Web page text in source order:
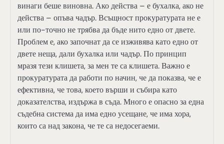
винаги беше виновна. Ако действа – е бухалка, ако не
действа – опъва чадър. Всъщност прокуратурата не е
или по-точно не трябва да бъде нито едно от двете.
Проблем е, ако започнат да се изживява като едно от
двете неща, дали бухалка или чадър. По принцип
мразя тези клишета, за мен те са клишета. Важно е
прокуратурата да работи по начин, че да показва, че е
ефективна, че това, което върши и събира като
доказателства, издържа в съда. Много е опасно за една
съдебна система да има едно усещане, че има хора,
които са над закона, че те са недосегаеми.